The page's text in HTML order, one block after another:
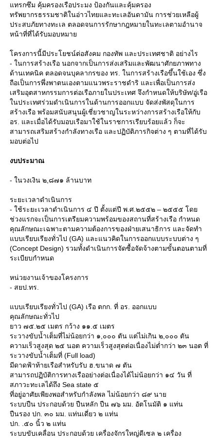
ทรกซึม คุ้มครองเรือประมง ป้องกันและคุ้มครอง
ทรัพยากรธรรมชาติในอ่าวไทยและทะเลอันดามัน การช่วยเหลือผู้
ประสบภัยทางทะเล ตลอดจนการรักษากฎหมายในทะเลตามอำนาจ
หน้าที่ที่ได้รับมอบหมา
ครงการนี้มีประโยชน์ต่อสังคม กองทัพ และประเทศชาติ อย่างไร
- ในการสร้างเรือ นอกจากเป็นการส่งเสริมและพัฒนาศักยภาพทาง
ด้านเทคนิค ตลอดจนบุคลากรของ ทร. ในการสร้างเรือขึ้นใช้เอง ซึ่ง
ถือเป็นการพึ่งพาตนเองตามแนวพระราชดำริ และเพื่อเป็นการส่ง
เสริมอุตสาหกรรมการต่อเรือภายในประเทศ จึงกำหนดให้บริษัท/อู่เรือ
นประเทศร่วมดำเนินการในด้านการออกแบบ จัดส่งพัสดุในการ
สร้างเรือ พร้อมสนับสนุนผู้เชี่ยวชาญในระหว่างการสร้างเรือให้กับ
อร. และเมื่อได้รับมอบเรือมาใช้ในราชการเรียบร้อยแล้ว ก็จะ
สามารถเสริมสร้างกำลังทางเรือ และปฏิบัติภารกิจต่าง ๆ ตามที่ได้รับ
มอบต่อไป
งบประมาณ
- ในวงเงิน ๒,๘๗๑ ล้านบาท
ระยะเวลาดำเนินการ
- ใช้ระยะเวลาดำเนินการ ๔ ปี ตั้งแต่ปี พ.ศ.๒๕๕๒ – ๒๕๕๕ โด
ช่วงแรกจะเป็นการเตรียมความพร้อมของสถานที่สร้างเรือ กำหนด
คุณลักษณะเฉพาะตามความต้องการของฝ่ายเสนาธิการ และจัดทำ
บบเรียบเรียงทั่วไป (GA) และแนวคิดในการออกแบบระบบต่าง ๆ
(Concept Design) รวมทั้งดำเนินการจัดซื้อจัดจ้างตามขั้นตอนตามที่
ระเบียบกำหนด
หน่วยงานเจ้าของโครงการ
- สยป.ทร.
บบเรียบเรียงทั่วไป (GA) เรือ ตกก. ที่ อร. ออกแบบ
คุณลักษณะทั่วไป
าว ๗๕.๒๕ เมตร กว้าง ๑๑.๕ เมตร
ระวางขับน้ำเต็มที่ไม่น้อยกว่า ๑,๐๐๐ ตัน แต่ไม่เกิน ๒,๐๐๐ ตัน
ความเร็วสูงสุด ๒๕ นอต ความเร็วสูงสุดต่อเนื่องไม่ต่ำกว่า ๒๓ นอต ที่
ระวางขับน้ำเต็มที่ (Full load)
มีดาดฟ้าท้ายเรือสำหรับรับ ฮ.ขนาด ๗ ตัน
สามารถปฏิบัติการทางเรืออย่างต่อเนื่องได้ไม่น้อยกว่า ๑๔ วัน ที่
สภาวะทะเลได้ถึง Sea state ๕
ที่อยู่อาศัยเพียงพอสำหรับกำลังพล ไม่น้อยกว่า ๘๙ นา
ระบบปืน ประกอบด้วย ปืนหลัก ปืน ๗๖ มม. อัตโนมัติ ๑ แท่น
ปืนรอง ปก. ๓๐ มม. แท่นเดี่ยว ๒ แท่น
ปก. .๕๐ นิ้ว ๒ แท่น
ระบบขับเคลื่อน ประกอบด้วย เครื่องจักรใหญ่ดีเซล ๒ เครื่อง